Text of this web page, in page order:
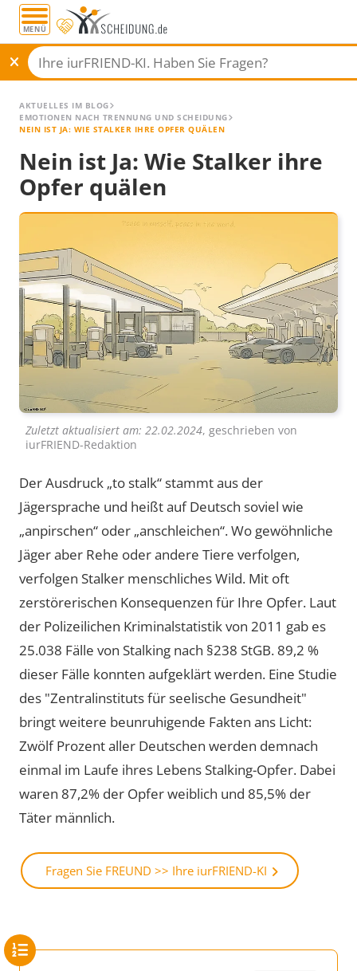
MENÜ
AKTUELLES IM BLOG
EMOTIONEN NACH TRENNUNG UND SCHEIDUNG
NEIN IST JA: WIE STALKER IHRE OPFER QUÄLEN
Nein ist Ja: Wie Stalker ihre
Opfer quälen
Zuletzt aktualisiert am: 22.02.2024, geschrieben von
iurFRIEND-Redaktion
Der Ausdruck „to stalk“ stammt aus der
Jägersprache und heißt auf Deutsch soviel wie
„anpirschen“ oder „anschleichen“. Wo gewöhnliche
Jäger aber Rehe oder andere Tiere verfolgen,
verfolgen Stalker menschliches Wild. Mit oft
zerstörerischen Konsequenzen für Ihre Opfer. Laut
der Polizeilichen Kriminalstatistik von 2011 gab es
25.038 Fälle von Stalking nach §238 StGB. 89,2 %
dieser Fälle konnten aufgeklärt werden. Eine Studie
des "Zentralinstituts für seelische Gesundheit"
bringt weitere beunruhigende Fakten ans Licht:
Zwölf Prozent aller Deutschen werden demnach
einmal im Laufe ihres Lebens Stalking-Opfer. Dabei
waren 87,2% der Opfer weiblich und 85,5% der
Täter männlich.
Fragen Sie FREUND >> Ihre iurFRIEND-KI